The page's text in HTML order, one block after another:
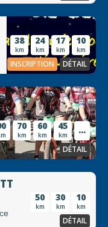
38
km
24
km
17
km
10
km
INSCRIPTION DÉTAIL
70
km
60
km
45
km ...
DÉTAIL
50
km
30
km
10
km
DÉTAIL